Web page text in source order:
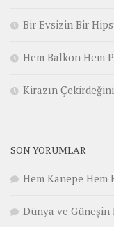
Bir Evsizin Bir
Hem Balkon Hem
Kirazın
SON YORUMLAR
Hem Kanepe Hem
Dünya ve